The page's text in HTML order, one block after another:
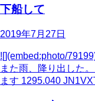
下船して
2019年7月27日
![](embed:photo/
また雨、降り出した
ます 1295.040